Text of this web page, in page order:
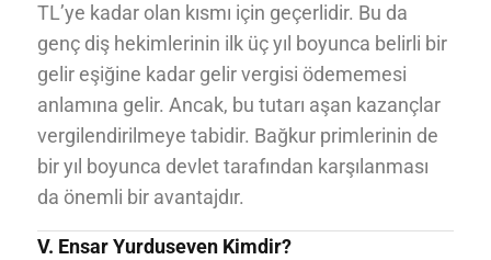
TL’ye kadar olan kısmı için geçerlidir. Bu da
genç diş hekimlerinin ilk üç yıl boyunca belirli bir
gelir eşiğine kadar gelir vergisi ödememesi
anlamına gelir. Ancak, bu tutarı aşan kazançlar
vergilendirilmeye tabidir. Bağkur primlerinin de
bir yıl boyunca devlet tarafından karşılanması
da önemli bir avantajdır.
V. Ensar Yurduseven Kimdir?